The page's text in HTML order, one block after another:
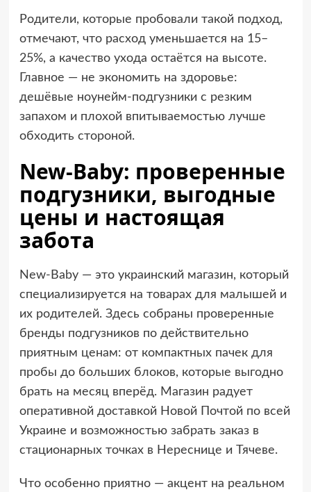
Родители, которые пробовали такой подход,
отмечают, что расход уменьшается на 15–
25%, а качество ухода остаётся на высоте.
Главное — не экономить на здоровье:
дешёвые ноунейм-подгузники с резким
запахом и плохой впитываемостью лучше
обходить стороной.
New-Baby: проверенные
подгузники, выгодные
цены и настоящая
забота
New-Baby — это украинский магазин, который
специализируется на товарах для малышей и
их родителей. Здесь собраны проверенные
бренды подгузников по действительно
приятным ценам: от компактных пачек для
пробы до больших блоков, которые выгодно
брать на месяц вперёд. Магазин радует
оперативной доставкой Новой Почтой по всей
Украине и возможностью забрать заказ в
стационарных точках в Нереснице и Тячеве.
Что особенно приятно — акцент на реальном